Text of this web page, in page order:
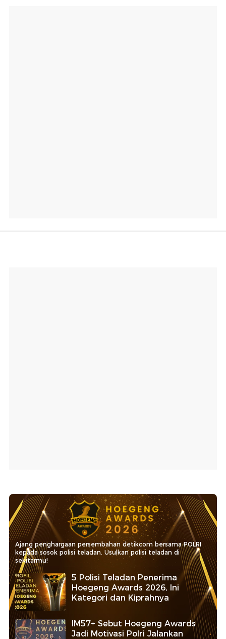
Ajang penghargaan persembahan detikcom bersama POLRI
kepada sosok polisi teladan. Usulkan polisi teladan di
sekitarmu!
5 Polisi Teladan Penerima
Hoegeng Awards 2026, Ini
Kategori dan Kiprahnya
IM57+ Sebut Hoegeng Awards
Jadi Motivasi Polri Jalankan